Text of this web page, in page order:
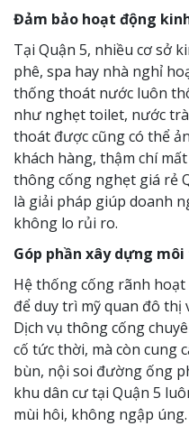
Đảm bảo hoạt động
Tại Quận 5, nhiều cơ sở
phê, spa hay nhà nghỉ
thống thoát nước luôn
như nghẹt toilet, nước
thoát được cũng có thể
khách hàng, thậm chí
thông cống nghẹt giá rẻ
là giải pháp giúp doanh
không lo rủi ro.
Góp phần xây dựng
Hệ thống cống rãnh
để duy trì mỹ quan đô thị
Dịch vụ thông cống
cố tức thời, mà còn cung
bùn, nội soi đường ống
khu dân cư tại Quận 5
mùi hôi, không ngập úng.